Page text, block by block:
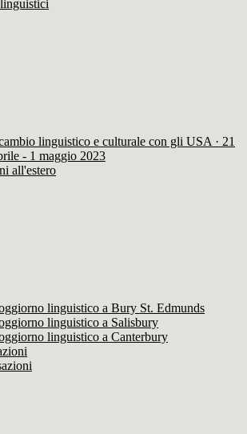
linguistico e culturale con gli USA · 21
- 1 maggio 2023
all'estero
linguistico a Bury St. Edmunds
linguistico a Salisbury
linguistico a Canterbury